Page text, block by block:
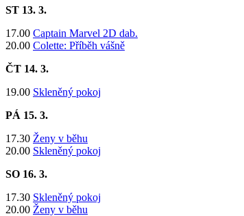
ST 13. 3.
​17.00 Captain Marvel 2D dab.
20.00 Colette: Příběh vášně
ČT 14. 3.
19.00 Skleněný pokoj
PÁ 15. 3.
17.30 Ženy v běhu
20.00 Skleněný pokoj
SO 16. 3.
17.30 Skleněný pokoj
20.00 Ženy v běhu